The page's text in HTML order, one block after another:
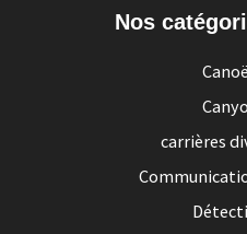
Nos
Canoë
carrières